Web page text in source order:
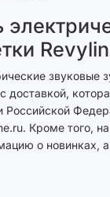
звуковые
доставкой,
Российской
Кроме того,
о новинках,